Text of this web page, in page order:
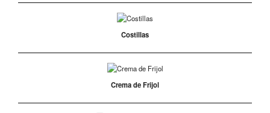
Costillas
Crema de Frijol